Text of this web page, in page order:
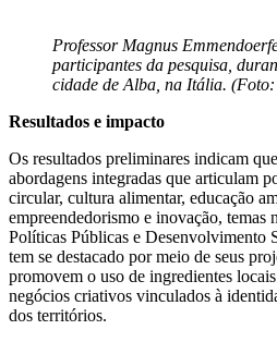
Professor Magnus
participantes da pesquisa,
cidade de Alba, na Itália. (Foto:
Resultados e impacto
Os resultados preliminares indicam
abordagens integradas que articulam
circular, cultura alimentar, educação
empreendedorismo e inovação, temas
Políticas Públicas e Desenvolvimento
tem se destacado por meio de seus
promovem o uso de ingredientes
negócios criativos vinculados à
dos territórios.